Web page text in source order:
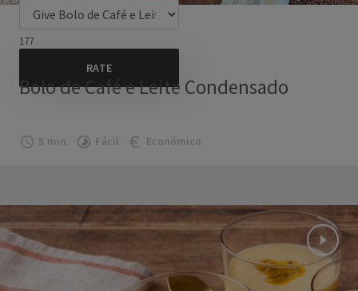
177
Bolo de Café e Leite Condensado
5 min. Fácil Económico